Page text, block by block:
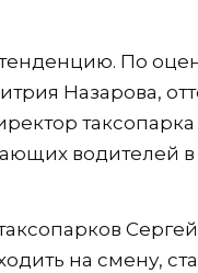
По
Назарова,
водителей
на смену,